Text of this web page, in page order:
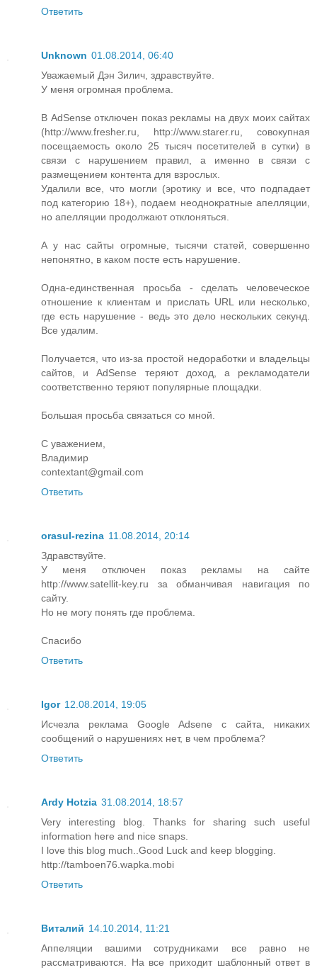
Ответить
Unknown 01.08.2014, 06:40
Уважаемый Дэн Зилич, здравствуйте.
У меня огромная проблема.
В AdSense отключен показ рекламы на двух моих сайтах
(http://www.fresher.ru, http://www.starer.ru, совокупная
посещаемость около 25 тысяч посетителей в сутки) в
связи с нарушением правил, а именно в связи с
размещением контента для взрослых.
Удалили все, что могли (эротику и все, что подпадает
под категорию 18+), подаем неоднократные апелляции,
но апелляции продолжают отклоняться.
А у нас сайты огромные, тысячи статей, совершенно
непонятно, в каком посте есть нарушение.
Одна-единственная просьба - сделать человеческое
отношение к клиентам и прислать URL или несколько,
где есть нарушение - ведь это дело нескольких секунд.
Все удалим.
Получается, что из-за простой недоработки и владельцы
сайтов, и AdSense теряют доход, а рекламодатели
соответственно теряют популярные площадки.
Большая просьба связаться со мной.
С уважением,
Владимир
contextant@gmail.com
Ответить
orasul-rezina 11.08.2014, 20:14
Здравствуйте.
У меня отключен показ рекламы на сайте
http://www.satellit-key.ru за обманчивая навигация по
сайту.
Но не могу понять где проблема.
Спасибо
Ответить
Igor 12.08.2014, 19:05
Исчезла реклама Google Adsene с сайта, никаких
сообщений о нарушениях нет, в чем проблема?
Ответить
Ardy Hotzia 31.08.2014, 18:57
Very interesting blog. Thanks for sharing such useful
information here and nice snaps.
I love this blog much..Good Luck and keep blogging.
http://tamboen76.wapka.mobi
Ответить
Виталий 14.10.2014, 11:21
Аппеляции вашими сотрудниками все равно не
рассматриваются. На все приходит шаблонный ответ в